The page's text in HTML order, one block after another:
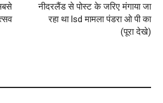
नीदरलैंड से पोस्ट के जरिए मंगाया जा
रहा था lsd मामला पंडरा ओ पी का
(पूरा देखे)